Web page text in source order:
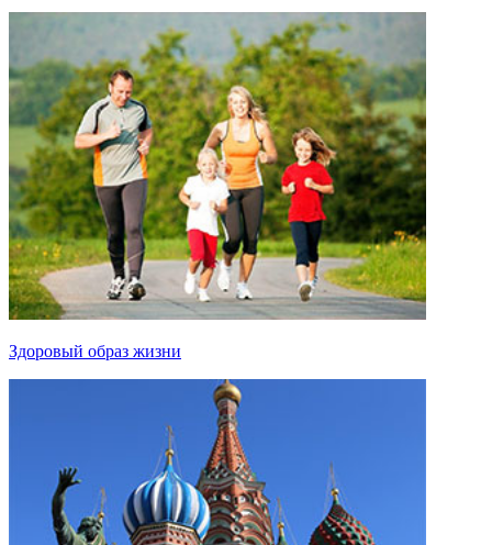
Здоровый образ жизни